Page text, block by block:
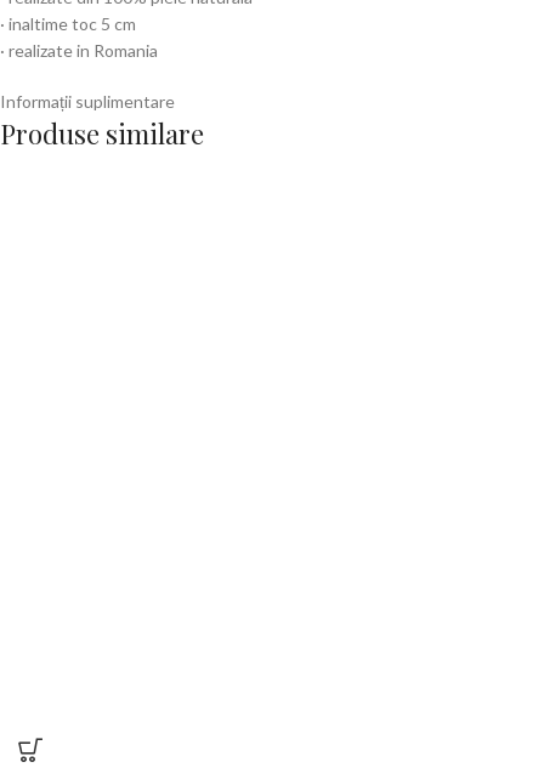
· inaltime toc 5 cm
· realizate in Romania
Informații suplimentare
Produse similare